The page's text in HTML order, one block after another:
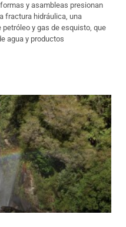
y asambleas presionan
fractura hidráulica, una
y gas de esquisto, que
agua y productos